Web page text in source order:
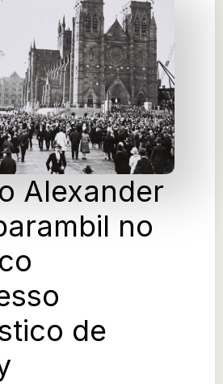
Alexander
no
de